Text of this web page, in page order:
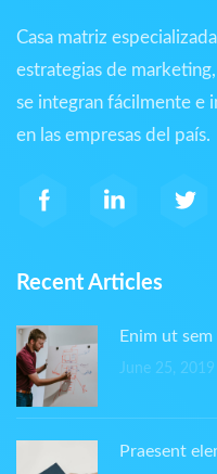
Casa matriz
estrategias de
se integran fácilmente e
en las empresas del país.
Recent Articles
Enim ut
June 25, 2019
Praesent